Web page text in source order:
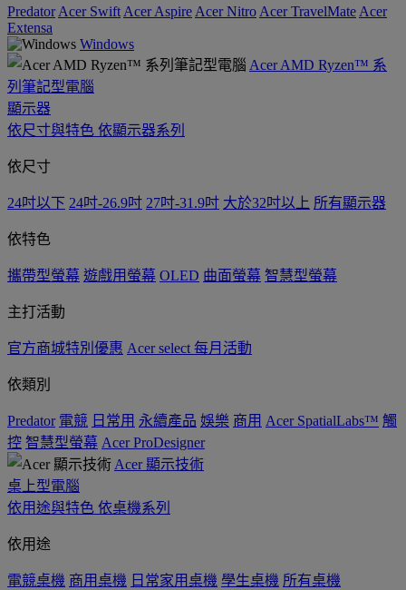
Predator Acer Swift Acer Aspire Acer Nitro Acer TravelMate Acer
Extensa
Windows
Acer AMD Ryzen™ 系
列筆記型電腦
顯示器
依尺寸與特色 依顯示器系列
依尺寸
24吋以下 24吋-26.9吋 27吋-31.9吋 大於32吋以上 所有顯示器
依特色
攜帶型螢幕 遊戲用螢幕 OLED 曲面螢幕 智慧型螢幕
主打活動
官方商城特別優惠 Acer select 每月活動
依類別
Predator 電競 日常用 永續產品 娛樂 商用 Acer SpatialLabs™ 觸
控 智慧型螢幕 Acer ProDesigner
Acer 顯示技術
桌上型電腦
依用途與特色 依桌機系列
依用途
電競桌機 商用桌機 日常家用桌機 學生桌機 所有桌機